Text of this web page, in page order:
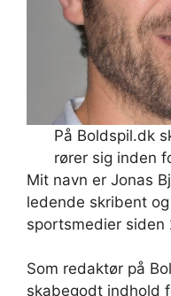
På Boldspil.dk
rører sig inden
Mit navn er Jonas
ledende skribent
sportsmedier siden
Som redaktør på
skabegodt indhold